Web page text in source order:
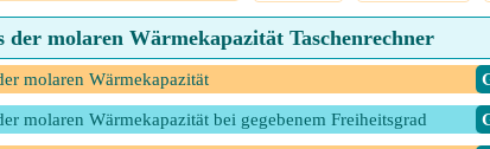
der molaren Wärmekapazität Taschenrechner
molaren Wärmekapazität
molaren Wärmekapazität bei gegebenem Freiheitsgrad